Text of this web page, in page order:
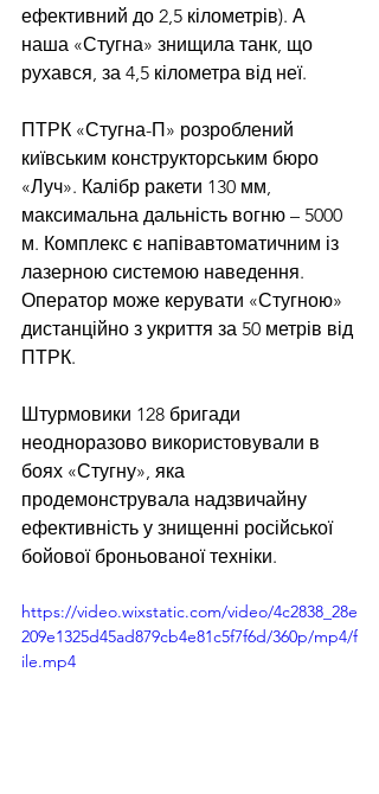
ефективний до 2,5 кілометрів). А
наша «Стугна» знищила танк, що
рухався, за 4,5 кілометра від неї.
ПТРК «Стугна-П» розроблений
київським конструкторським бюро
«Луч». Калібр ракети 130 мм,
максимальна дальність вогню – 5000
м. Комплекс є напівавтоматичним із
лазерною системою наведення.
Оператор може керувати «Стугною»
дистанційно з укриття за 50 метрів від
ПТРК.
Штурмовики 128 бригади
неодноразово використовували в
боях «Стугну», яка
продемонструвала надзвичайну
ефективність у знищенні російської
бойової броньованої техніки.
https://video.wixstatic.com/video/4c2838_28e
209e1325d45ad879cb4e81c5f7f6d/360p/mp4/f
ile.mp4